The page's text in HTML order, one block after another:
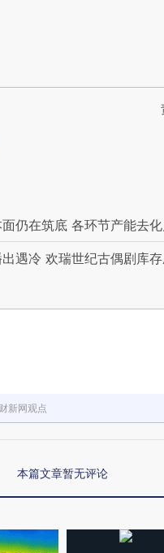
仍在筑底 各环节产能去化
遇冷 欢瑞世纪古偶剧库
新网观点
本篇文章暂无评论